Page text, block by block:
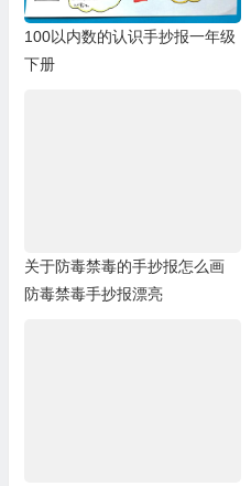
100以内数的认识手抄报一年级
下册
关于防毒禁毒的手抄报怎么画
防毒禁毒手抄报漂亮